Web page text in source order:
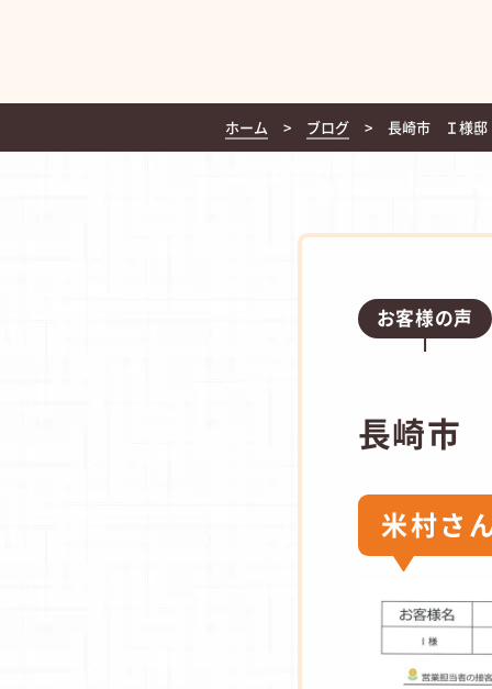
ホーム ブログ 長崎市 Ｉ様
お客様の声
長崎市
米村さ